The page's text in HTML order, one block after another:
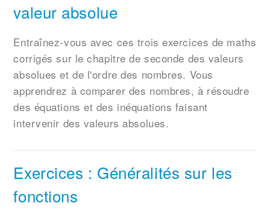
valeur absolue
Entraînez-vous avec ces trois exercices de maths
corrigés sur le chapitre de seconde des valeurs
absolues et de l'ordre des nombres. Vous
apprendrez à comparer des nombres, à résoudre
des équations et des inéquations faisant
intervenir des valeurs absolues.
Exercices : Généralités sur les
fonctions